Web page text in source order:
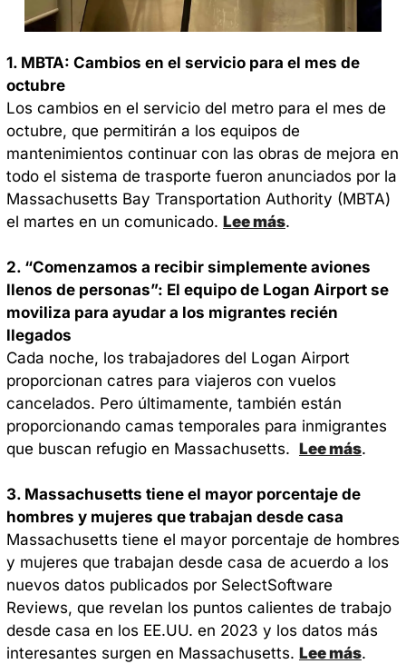
1. MBTA: Cambios en el servicio para el mes de
octubre
Los cambios en el servicio del metro para el mes de
octubre, que permitirán a los equipos de
mantenimientos continuar con las obras de mejora en
todo el sistema de trasporte fueron anunciados por la
Massachusetts Bay Transportation Authority (MBTA)
el martes en un comunicado. Lee más.
2. “Comenzamos a recibir simplemente aviones
llenos de personas”: El equipo de Logan Airport se
moviliza para ayudar a los migrantes recién
llegados
Cada noche, los trabajadores del Logan Airport
proporcionan catres para viajeros con vuelos
cancelados. Pero últimamente, también están
proporcionando camas temporales para inmigrantes
que buscan refugio en Massachusetts. Lee más.
3. Massachusetts tiene el mayor porcentaje de
hombres y mujeres que trabajan desde casa
Massachusetts tiene el mayor porcentaje de hombres
y mujeres que trabajan desde casa de acuerdo a los
nuevos datos publicados por SelectSoftware
Reviews, que revelan los puntos calientes de trabajo
desde casa en los EE.UU. en 2023 y los datos más
interesantes surgen en Massachusetts. Lee más.